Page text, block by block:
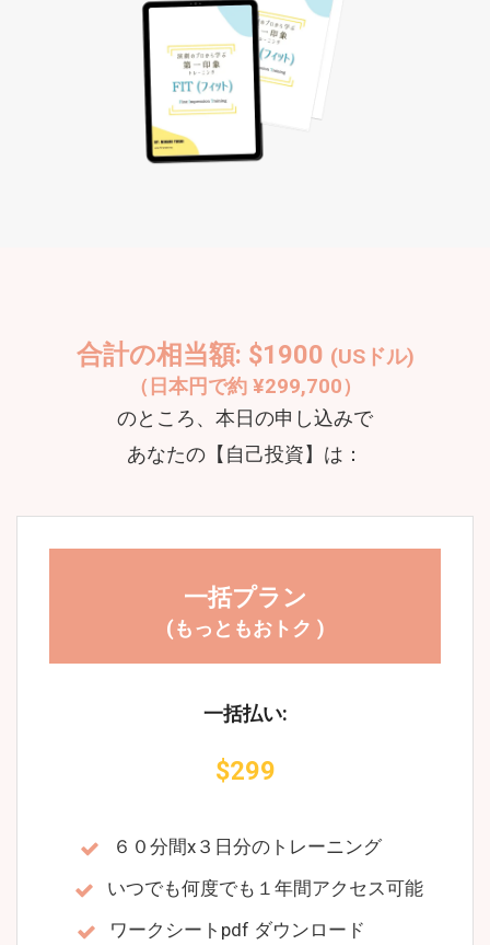
合計の相当額: $1900 (USドル)
（日本円で約 ¥299,700）
のところ、本日の申し込みで
あなたの【自己投資】は：
一括プラン
(もっともおトク )
一括払い:
$299
６０分間x３日分のトレーニング
いつでも何度でも１年間アクセス可能
ワークシートpdf ダウンロード